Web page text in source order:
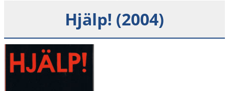
Hjälp! (2004)